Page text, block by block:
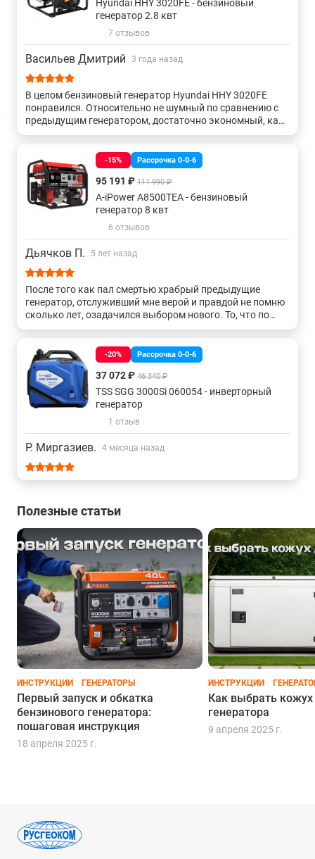
Hyundai HHY 3020FE - бензиновый
генератор 2.8 квт
7 отзывов
Васильев Дмитрий 3 года назад
В целом бензиновый генератор Hyundai HHY 3020FE
понравился. Относительно не шумный по сравнению с
предыдущим генератором, достаточно экономный, как
раз мощности хватает на все основные
-15% Рассрочка 0-0-6
95 191 ₽ 111 990 ₽
A-iPower A8500TEA - бензиновый
генератор 8 квт
6 отзывов
Дьячков П. 5 лет назад
После того как пал смертью храбрый предыдущие
генератор, отслуживший мне верой и правдой не помню
сколько лет, озадачился выбором нового. То, что по
цене придется раскошелиться, даже не сомневался. Но в
Итак, из условий: обязательно, что бы тянул
бетономешалку, сварочный аппарат, монтажную пилу и
прочий электроинструмент. Так как занимаюсь чаще
всео установкой заборов, а на этих объектах не всегда
электроснабжение присутствует. Поговорив со
знакомыми ребятами, которые шарят в теме, остановил
маленький, но зато работать может весь день, бак 40
литров. Весь мой инструмент тянет. Успел поработать
на нем в прошлом сезоне. С нагрузками справлялся
хорошо. Пока претензий нет.
-20% Рассрочка 0-0-6
37 072 ₽ 46 340 ₽
TSS SGG 3000Si 060054 - инверторный
генератор
1 отзыв
Р. Миргазиев. 4 месяца назад
Полезные статьи
ИНСТРУКЦИИ ГЕНЕРАТОРЫ
Первый запуск и обкатка
бензинового генератора:
пошаговая инструкция
18 апреля 2025 г.
ИНСТРУКЦИИ
Как выбрать
генератора
9 апреля 2025 г.